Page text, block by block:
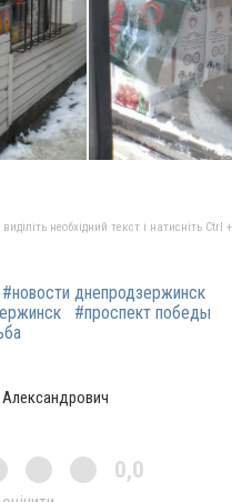
необхідний текст і натисніть Ctrl
#новости днепродзержинск
#проспект победы
0,0